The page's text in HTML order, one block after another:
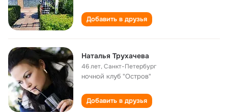
Добавить в друзья
Наталья Трухачева
46 лет,Санкт-Петербург
ночной клуб "Остров"
Добавить в друзья